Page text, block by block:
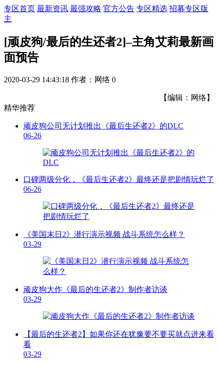
专区首页 最新资讯 最强攻略 官方公告 专区精选 招募专区版
主
[顽皮狗/最后的生还者2]–主角艾莉最新画
面预告
2020-03-29 14:43:18 作者：网络 0
【编辑：网络】
精华推荐
顽皮狗公司无计划推出《最后生还者2》的DLC
06-26
口碑两级分化，《最后生还者2》最终还是把剧情玩烂了
06-26
《美国末日2》潜行演示视频 战斗系统怎么样？
03-29
顽皮狗大作《最后的生还者2》制作者访谈
03-29
【最后的生还者2】如果你还在犹豫要不要买就点进来看
看
03-29